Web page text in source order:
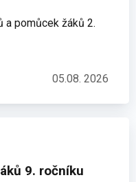
pomůcek žáků 2.
05.08. 2026
9. ročníku